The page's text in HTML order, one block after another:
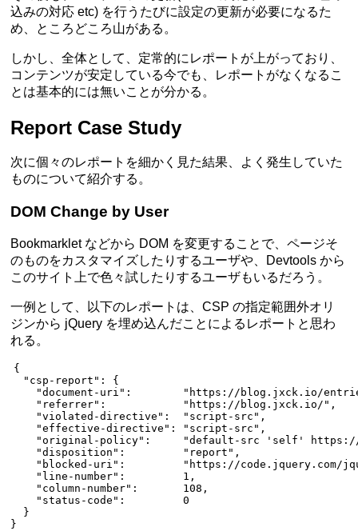
込みの対応 etc) を行うたびに設定の更新が必要になるた
め、ところどころ山がある。
しかし、全体として、定常的にレポートが上がっており、
コンテンツが安定している今でも、レポートがなくなるこ
とは基本的には無いことが分かる。
Report Case Study
次に個々のレポートを細かく見た結果、よく発生していた
ものについて紹介する。
DOM Change by User
Bookmarklet などから DOM を変更することで、ページそ
のものをカスタマイズしたりするユーザや、Devtools から
このサイト上で色々試したりするユーザもいるだろう。
一例として、以下のレポートは、CSP の指定範囲外オリ
ジンから jQuery を埋め込んだことによるレポートと思わ
れる。
{
  "csp-report"
: {
    "document-uri"
:
"https://blog.jxck.io/
    "referrer"
: "https://blog.jxck.io/" ,
    "violated-directive"
: "script-src" ,
    "effective-directive"
: "script-src" ,
    "original-policy"
:
"default-src 'self'
    "disposition"
: "report" ,
    "blocked-uri"
:
"https://code.jquery.com/
    "line-number"
: 1 ,
    "column-number"
: 108 ,
    "status-code"
: 0
  }
}